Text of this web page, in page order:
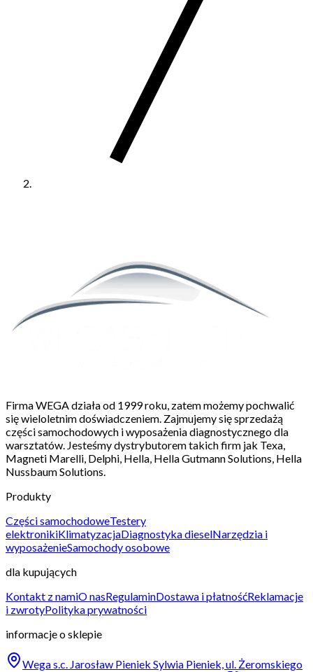
Firma WEGA działa od 1999 roku, zatem możemy pochwalić
się wieloletnim doświadczeniem. Zajmujemy się sprzedażą
części samochodowych i wyposażenia diagnostycznego dla
warsztatów. Jesteśmy dystrybutorem takich firm jak Texa,
Magneti Marelli, Delphi, Hella, Hella Gutmann Solutions, Hella
Nussbaum Solutions.
Produkty
Części samochodoweTestery
elektronikiKlimatyzacjaDiagnostyka dieselNarzędzia i
wyposażenieSamochody osobowe
dla kupujących
Kontakt z namiO nasRegulaminDostawa i płatnośćReklamacje
i zwrotyPolityka prywatności
informacje o sklepie
Wega s.c. Jarosław Pieniek Sylwia Pieniek, ul. Żeromskiego